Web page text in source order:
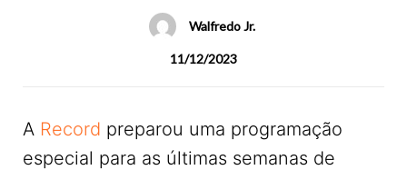
Walfredo Jr.
11/12/2023
A Record preparou uma programação
especial para as últimas semanas de